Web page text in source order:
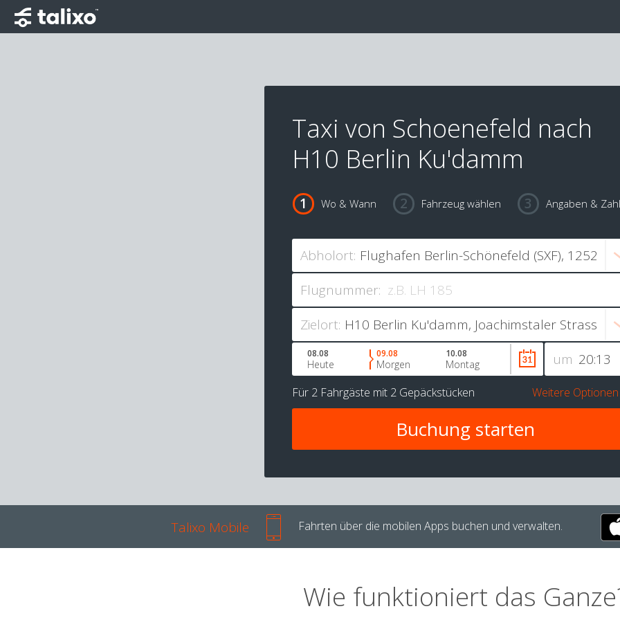
Taxi von Schoenefeld nach
H10 Berlin Ku'damm
Wo & Wann Fahrzeug wählen Angaben &
Abholort:
Flugnummer:
Zielort:
um
08.08
Heute
09.08
Morgen
10.08
Montag
Für 2 Fahrgäste mit 2 Gepäckstücken Weitere Optionen
Talixo Mobile Fahrten über die mobilen Apps buchen und verwalten.
Wie funktioniert das